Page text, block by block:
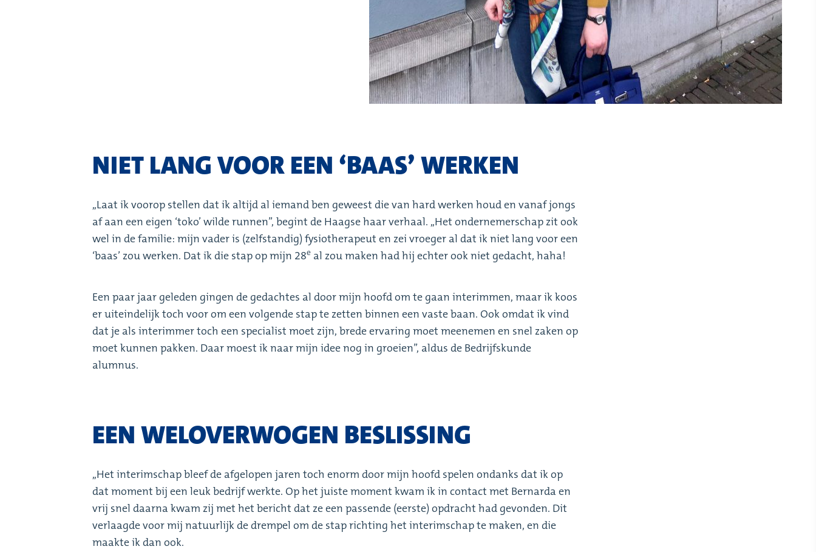
NIET LANG VOOR EEN ‘BAAS’ WERKEN
,,Laat ik voorop stellen dat ik altijd al iemand ben geweest die van hard werken houd en vanaf jongs
af aan een eigen ‘toko’ wilde runnen’’, begint de Haagse haar verhaal. ,,Het ondernemerschap zit ook
wel in de familie: mijn vader is (zelfstandig) fysiotherapeut en zei vroeger al dat ik niet lang voor een
‘baas’ zou werken. Dat ik die stap op mijn 28e al zou maken had hij echter ook niet gedacht, haha!
Een paar jaar geleden gingen de gedachtes al door mijn hoofd om te gaan interimmen, maar ik koos
er uiteindelijk toch voor om een volgende stap te zetten binnen een vaste baan. Ook omdat ik vind
dat je als interimmer toch een specialist moet zijn, brede ervaring moet meenemen en snel zaken op
moet kunnen pakken. Daar moest ik naar mijn idee nog in groeien’’, aldus de Bedrijfskunde
alumnus.
EEN WELOVERWOGEN BESLISSING
,,Het interimschap bleef de afgelopen jaren toch enorm door mijn hoofd spelen ondanks dat ik op
dat moment bij een leuk bedrijf werkte. Op het juiste moment kwam ik in contact met Bernarda en
vrij snel daarna kwam zij met het bericht dat ze een passende (eerste) opdracht had gevonden. Dit
verlaagde voor mij natuurlijk de drempel om de stap richting het interimschap te maken, en die
maakte ik dan ook.